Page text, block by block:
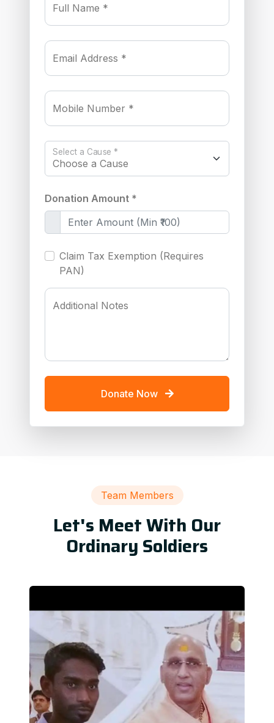
Full Name *
Email Address *
Mobile Number *
Select a Cause *
Donation Amount *
Claim Tax Exemption (Requires
PAN)
Additional Notes
Donate Now
Team Members
Let's Meet With Our
Ordinary Soldiers